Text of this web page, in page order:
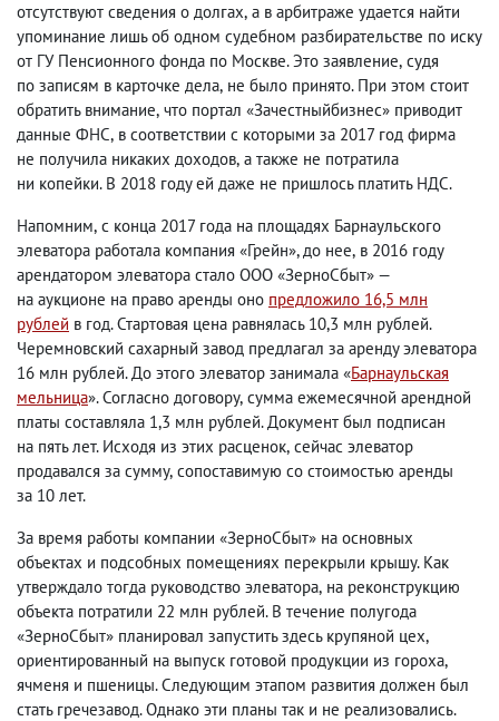
отсутствуют сведения о долгах, а в арбитраже удается найти
упоминание лишь об одном судебном разбирательстве по иску
от ГУ Пенсионного фонда по Москве. Это заявление, судя
по записям в карточке дела, не было принято. При этом стоит
обратить внимание, что портал «Зачестныйбизнес» приводит
данные ФНС, в соответствии с которыми за 2017 год фирма
не получила никаких доходов, а также не потратила
ни копейки. В 2018 году ей даже не пришлось платить НДС.
Напомним, с конца 2017 года на площадях Барнаульского
элеватора работала компания «Грейн», до нее, в 2016 году
арендатором элеватора стало ООО «ЗерноСбыт» —
на аукционе на право аренды оно предложило 16,5 млн
рублей в год. Стартовая цена равнялась 10,3 млн рублей.
Черемновский сахарный завод предлагал за аренду элеватора
16 млн рублей. До этого элеватор занимала «Барнаульская
мельница». Согласно договору, сумма ежемесячной арендной
платы составляла 1,3 млн рублей. Документ был подписан
на пять лет. Исходя из этих расценок, сейчас элеватор
продавался за сумму, сопоставимую со стоимостью аренды
за 10 лет.
За время работы компании «ЗерноСбыт» на основных
объектах и подсобных помещениях перекрыли крышу. Как
утверждало тогда руководство элеватора, на реконструкцию
объекта потратили 22 млн рублей. В течение полугода
«ЗерноСбыт» планировал запустить здесь крупяной цех,
ориентированный на выпуск готовой продукции из гороха,
ячменя и пшеницы. Следующим этапом развития должен был
стать гречезавод. Однако эти планы так и не реализовались.